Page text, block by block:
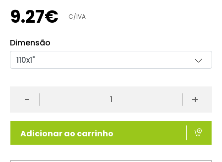
9.27€ C/IVA
Dimensão
- +
Adicionar ao carrinho